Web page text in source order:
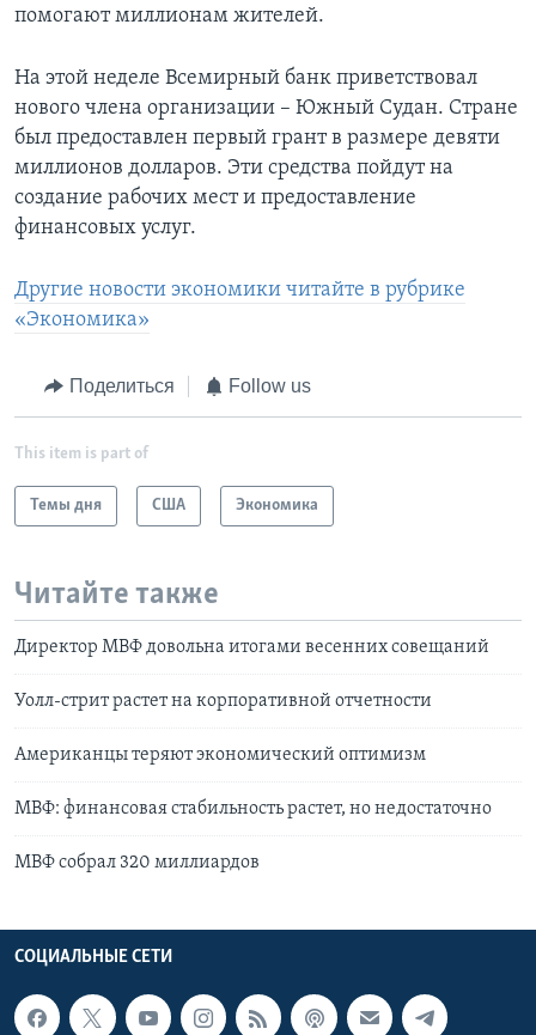
помогают миллионам жителей.
На этой неделе Всемирный банк приветствовал
нового члена организации – Южный Судан. Стране
был предоставлен первый грант в размере девяти
миллионов долларов. Эти средства пойдут на
создание рабочих мест и предоставление
финансовых услуг.
Другие новости экономики читайте в рубрике
«Экономика»
Поделиться Follow us
This item is part of
Темы дня США Экономика
Читайте также
Директор МВФ довольна итогами весенних совещаний
Уолл-стрит растет на корпоративной отчетности
Американцы теряют экономический оптимизм
МВФ: финансовая стабильность растет, но недостаточно
МВФ собрал 320 миллиардов
СОЦИАЛЬНЫЕ СЕТИ